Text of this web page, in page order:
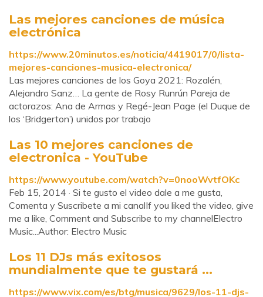
Las mejores canciones de música
electrónica
https://www.20minutos.es/noticia/4419017/0/lista-
mejores-canciones-musica-electronica/
Las mejores canciones de los Goya 2021: Rozalén,
Alejandro Sanz… La gente de Rosy Runrún Pareja de
actorazos: Ana de Armas y Regé-Jean Page (el Duque de
los ‘Bridgerton’) unidos por trabajo
Las 10 mejores canciones de
electronica - YouTube
https://www.youtube.com/watch?v=0nooWvtfOKc
Feb 15, 2014 · Si te gusto el video dale a me gusta,
Comenta y Suscribete a mi canalIf you liked the video, give
me a like, Comment and Subscribe to my channelElectro
Music...Author: Electro Music
Los 11 DJs más exitosos
mundialmente que te gustará ...
https://www.vix.com/es/btg/musica/9629/los-11-djs-